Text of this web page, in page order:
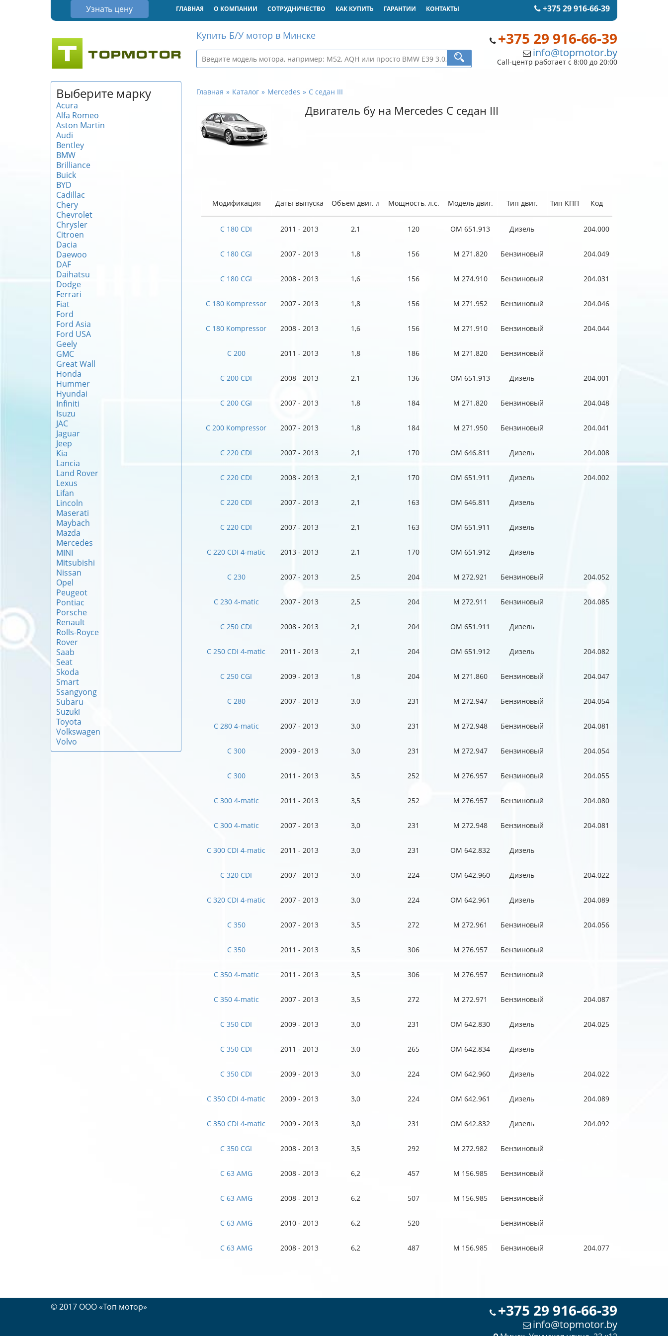
Узнать цену +375 29 916-66-39
ГЛАВНАЯ О КОМПАНИИ СОТРУДНИЧЕСТВО КАК КУПИТЬ ГАРАНТИИ КОНТАКТЫ
+375 29 916-66-39
info@topmotor.by
Call-центр работает с 8:00 до 20:00
Купить Б/У мотор в Минске
Выберите марку
Acura
Alfa Romeo
Aston Martin
Audi
Bentley
BMW
Brilliance
Buick
BYD
Cadillac
Chery
Chevrolet
Chrysler
Citroen
Dacia
Daewoo
DAF
Daihatsu
Dodge
Ferrari
Fiat
Ford
Ford Asia
Ford USA
Geely
GMC
Great Wall
Honda
Hummer
Hyundai
Infiniti
Isuzu
JAC
Jaguar
Jeep
Kia
Lancia
Land Rover
Lexus
Lifan
Lincoln
Maserati
Maybach
Mazda
Mercedes
MINI
Mitsubishi
Nissan
Opel
Peugeot
Pontiac
Porsche
Renault
Rolls-Royce
Rover
Saab
Seat
Skoda
Smart
Ssangyong
Subaru
Suzuki
Toyota
Volkswagen
Volvo
Главная Каталог Mercedes C седан III
Двигатель бу на Mercedes C седан III
Модификация Даты выпуска Объем двиг. л Мощность, л.с. Модель двиг. Тип двиг. Тип КПП Код
C 180 CDI 2011 - 2013 2,1 120 OM 651.913 Дизель 204.000
C 180 CGI 2007 - 2013 1,8 156 M 271.820 Бензиновый 204.049
C 180 CGI 2008 - 2013 1,6 156 M 274.910 Бензиновый 204.031
C 180 Kompressor 2007 - 2013 1,8 156 M 271.952 Бензиновый 204.046
C 180 Kompressor 2008 - 2013 1,6 156 M 271.910 Бензиновый 204.044
C 200 2011 - 2013 1,8 186 M 271.820 Бензиновый
C 200 CDI 2008 - 2013 2,1 136 OM 651.913 Дизель 204.001
C 200 CGI 2007 - 2013 1,8 184 M 271.820 Бензиновый 204.048
C 200 Kompressor 2007 - 2013 1,8 184 M 271.950 Бензиновый 204.041
C 220 CDI 2007 - 2013 2,1 170 OM 646.811 Дизель 204.008
C 220 CDI 2008 - 2013 2,1 170 OM 651.911 Дизель 204.002
C 220 CDI 2007 - 2013 2,1 163 OM 646.811 Дизель
C 220 CDI 2007 - 2013 2,1 163 OM 651.911 Дизель
C 220 CDI 4-matic 2013 - 2013 2,1 170 OM 651.912 Дизель
C 230 2007 - 2013 2,5 204 M 272.921 Бензиновый 204.052
C 230 4-matic 2007 - 2013 2,5 204 M 272.911 Бензиновый 204.085
C 250 CDI 2008 - 2013 2,1 204 OM 651.911 Дизель
C 250 CDI 4-matic 2011 - 2013 2,1 204 OM 651.912 Дизель 204.082
C 250 CGI 2009 - 2013 1,8 204 M 271.860 Бензиновый 204.047
C 280 2007 - 2013 3,0 231 M 272.947 Бензиновый 204.054
C 280 4-matic 2007 - 2013 3,0 231 M 272.948 Бензиновый 204.081
C 300 2009 - 2013 3,0 231 M 272.947 Бензиновый 204.054
C 300 2011 - 2013 3,5 252 M 276.957 Бензиновый 204.055
C 300 4-matic 2011 - 2013 3,5 252 M 276.957 Бензиновый 204.080
C 300 4-matic 2007 - 2013 3,0 231 M 272.948 Бензиновый 204.081
C 300 CDI 4-matic 2011 - 2013 3,0 231 OM 642.832 Дизель
C 320 CDI 2007 - 2013 3,0 224 OM 642.960 Дизель 204.022
C 320 CDI 4-matic 2007 - 2013 3,0 224 OM 642.961 Дизель 204.089
C 350 2007 - 2013 3,5 272 M 272.961 Бензиновый 204.056
C 350 2011 - 2013 3,5 306 M 276.957 Бензиновый
C 350 4-matic 2011 - 2013 3,5 306 M 276.957 Бензиновый
C 350 4-matic 2007 - 2013 3,5 272 M 272.971 Бензиновый 204.087
C 350 CDI 2009 - 2013 3,0 231 OM 642.830 Дизель 204.025
C 350 CDI 2011 - 2013 3,0 265 OM 642.834 Дизель
C 350 CDI 2009 - 2013 3,0 224 OM 642.960 Дизель 204.022
C 350 CDI 4-matic 2009 - 2013 3,0 224 OM 642.961 Дизель 204.089
C 350 CDI 4-matic 2009 - 2013 3,0 231 OM 642.832 Дизель 204.092
C 350 CGI 2008 - 2013 3,5 292 M 272.982 Бензиновый
C 63 AMG 2008 - 2013 6,2 457 M 156.985 Бензиновый
C 63 AMG 2008 - 2013 6,2 507 M 156.985 Бензиновый
C 63 AMG 2010 - 2013 6,2 520 Бензиновый
C 63 AMG 2008 - 2013 6,2 487 M 156.985 Бензиновый 204.077
© 2017 OOO «Топ мотор» +375 29 916-66-39
info@topmotor.by